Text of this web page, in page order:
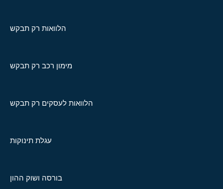
הלוואות רק תבקש
מימון רכב רק תבקש
הלוואות לעסקים רק תבקש
עגלת תינוקות
בורסה ושוק ההון